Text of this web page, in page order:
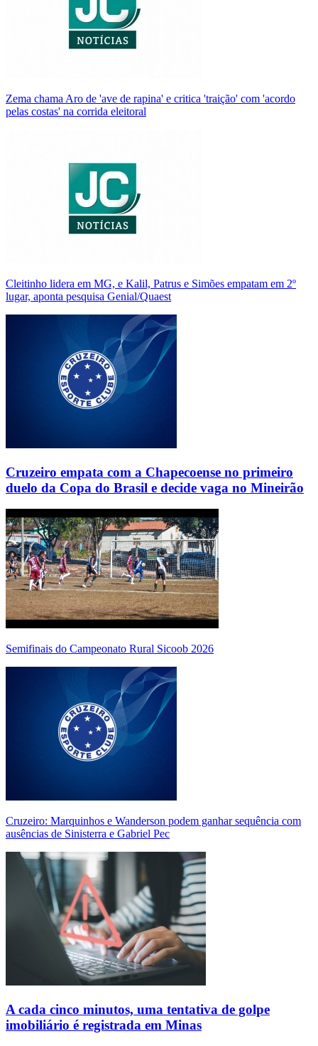
Zema chama Aro de 'ave de rapina' e critica 'traição' com 'acordo
pelas costas' na corrida eleitoral
Cleitinho lidera em MG, e Kalil, Patrus e Simões empatam em 2º
lugar, aponta pesquisa Genial/Quaest
Cruzeiro empata com a Chapecoense no primeiro
duelo da Copa do Brasil e decide vaga no Mineirão
Semifinais do Campeonato Rural Sicoob 2026
Cruzeiro: Marquinhos e Wanderson podem ganhar sequência com
ausências de Sinisterra e Gabriel Pec
A cada cinco minutos, uma tentativa de golpe
imobiliário é registrada em Minas